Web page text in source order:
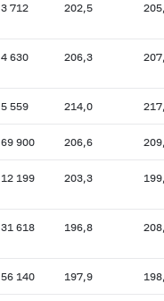
3 712 202,5
4 630 206,3
5 559 214,0
69 900 206,6
12 199 203,3
31 618 196,8
56 140 197,9